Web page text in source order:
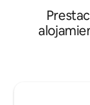
Kuhio, frente al
zoológico y el
acondicionado
HABITACIÓN,